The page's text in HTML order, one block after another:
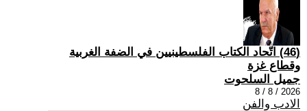
(46) اتّحاد الكتاب الفلسطينيين في الضفة الغربية
وقطاع غزة
جميل السلحوت
2026 / 8 / 8
الادب والفن